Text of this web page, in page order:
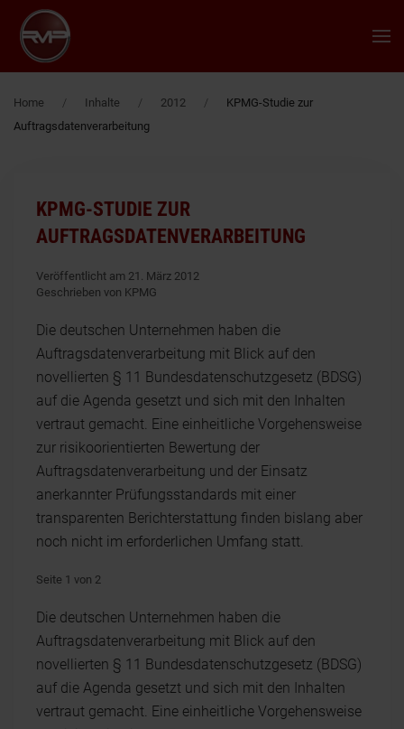
Zum Hauptinhalt springen
Home Inhalte 2012
KPMG-Studie zur
Auftragsdatenverarbeitung
KPMG-STUDIE ZUR
AUFTRAGSDATENVERARBEITUNG
Veröffentlicht am 21. März 2012
Geschrieben von KPMG
Die deutschen Unternehmen haben die
Auftragsdatenverarbeitung mit Blick auf den
novellierten § 11 Bundesdatenschutzgesetz (BDSG)
auf die Agenda gesetzt und sich mit den Inhalten
vertraut gemacht. Eine einheitliche Vorgehensweise
zur risikoorientierten Bewertung der
Auftragsdatenverarbeitung und der Einsatz
anerkannter Prüfungsstandards mit einer
transparenten Berichterstattung finden bislang aber
noch nicht im erforderlichen Umfang statt.
Seite 1 von 2
Die deutschen Unternehmen haben die
Auftragsdatenverarbeitung mit Blick auf den
novellierten § 11 Bundesdatenschutzgesetz (BDSG)
auf die Agenda gesetzt und sich mit den Inhalten
vertraut gemacht. Eine einheitliche Vorgehensweise